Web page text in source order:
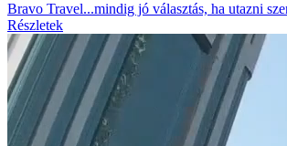
Bravo Travel...mindig jó választás, ha utazni
Részletek